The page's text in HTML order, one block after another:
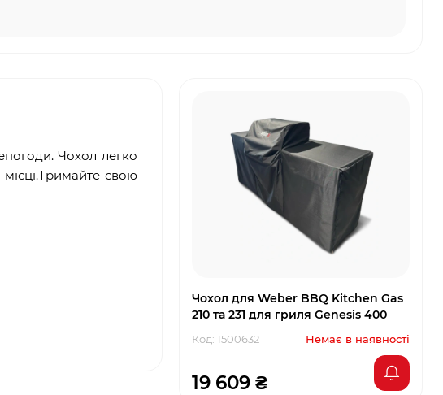
Чохол легко
свою
Чохол для Weber BBQ Kitchen Gas
210 та 231 для гриля Genesis 400
Код: 1500632 Немає в наявності
19 609 ₴